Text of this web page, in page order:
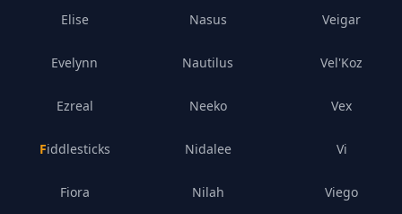
Elise
Evelynn
Ezreal
Fiddlesticks
Fiora
Nasus
Nautilus
Neeko
Nidalee
Nilah
Veigar
Vel'Koz
Vex
Vi
Viego